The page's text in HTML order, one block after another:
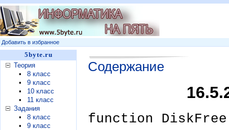
Добавить в избранное
5byte.ru
Теория
•
8 класс
•
9 класс
•
10 класс
•
11 класс
Задания
•
8 класс
•
9 класс
Содержание
function